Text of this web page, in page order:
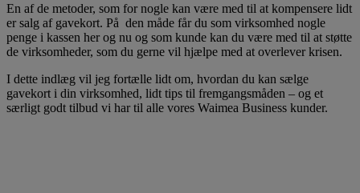
En af de metoder, som for nogle kan være med til at kompensere lidt
er salg af gavekort. På den måde får du som virksomhed nogle
penge i kassen her og nu og som kunde kan du være med til at støtte
de virksomheder, som du gerne vil hjælpe med at overlever krisen.
I dette indlæg vil jeg fortælle lidt om, hvordan du kan sælge
gavekort i din virksomhed, lidt tips til fremgangsmåden – og et
særligt godt tilbud vi har til alle vores Waimea Business kunder.